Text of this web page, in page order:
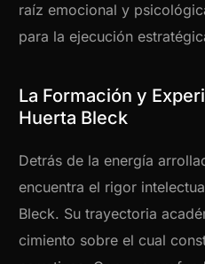
raíz emocional y
para la ejecución
La Formación y
Huerta Bleck
Detrás de la energía
encuentra el rigor
Bleck. Su trayectoria
cimiento sobre el cual